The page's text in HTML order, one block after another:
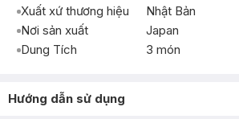
Xuất xứ thương hiệu
Nhật Bản
Nơi sản xuất
Japan
Dung Tích
3 món
Hướng dẫn sử dụng